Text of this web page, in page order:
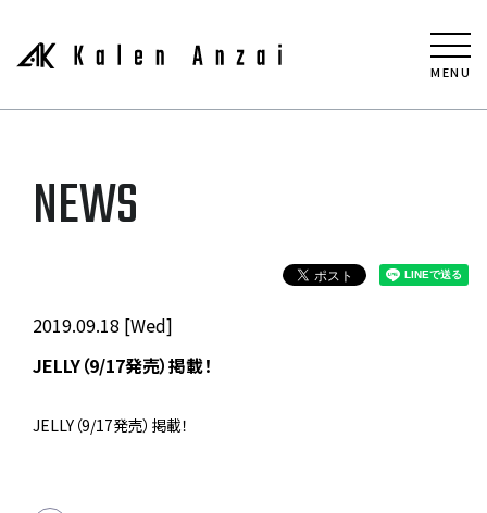
MENU
NEWS
2019.09.18 [Wed]
JELLY（9/17発売）掲載！
JELLY（9/17発売）掲載！